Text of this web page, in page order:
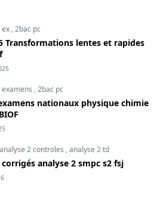
ex,2bac pc
Transformations lentes et rapides
,2bac pc
nationaux physique chimie
analyse 2 controles ,analyse 2 td
analyse 2 smpc s2 fsj